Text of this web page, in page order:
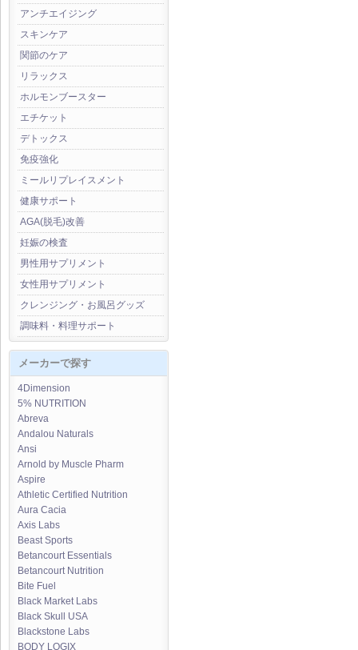
アンチエイジング
スキンケア
関節のケア
リラックス
ホルモンブースター
エチケット
デトックス
免疫強化
ミールリプレイスメント
健康サポート
AGA(脱毛)改善
妊娠の検査
男性用サプリメント
女性用サプリメント
クレンジング・お風呂グッズ
調味料・料理サポート
メーカーで探す
4Dimension
5% NUTRITION
Abreva
Andalou Naturals
Ansi
Arnold by Muscle Pharm
Aspire
Athletic Certified Nutrition
Aura Cacia
Axis Labs
Beast Sports
Betancourt Essentials
Betancourt Nutrition
Bite Fuel
Black Market Labs
Black Skull USA
Blackstone Labs
BODY LOGIX